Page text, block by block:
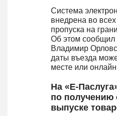
Система
внедрена во всех
пропуска на
Об этом сообщил
Владимир
даты въезда
месте или
На «Е-
по получению
выпуске